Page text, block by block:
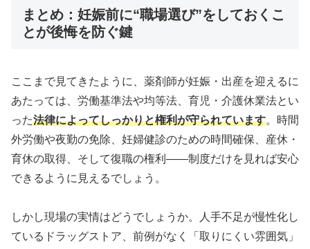
まとめ：妊娠前に“職場選び”をしておくこ
とが後悔を防ぐ鍵
ここまで見てきたように、薬剤師が妊娠・出産を迎えるに
あたっては、労働基準法や均等法、育児・介護休業法とい
った法律によってしっかりと権利が守られています。時間
外労働や夜勤の免除、妊婦健診のための時間確保、産休・
育休の取得、そして復職の権利——制度だけを見れば安心
できるように見えるでしょう。
しかし現場の実情はどうでしょうか。人手不足が慢性化し
ているドラッグストア、前例がなく「取りにくい雰囲気」